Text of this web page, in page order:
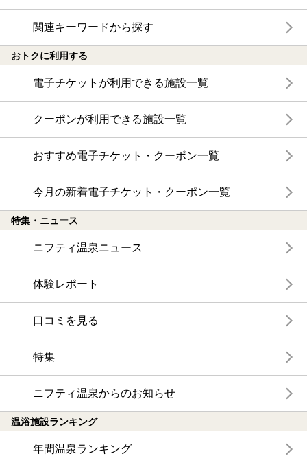
関連キーワードから探す
おトクに利用する
電子チケットが利用できる施設一覧
クーポンが利用できる施設一覧
おすすめ電子チケット・クーポン一覧
今月の新着電子チケット・クーポン一覧
特集・ニュース
ニフティ温泉ニュース
体験レポート
口コミを見る
特集
ニフティ温泉からのお知らせ
温浴施設ランキング
年間温泉ランキング